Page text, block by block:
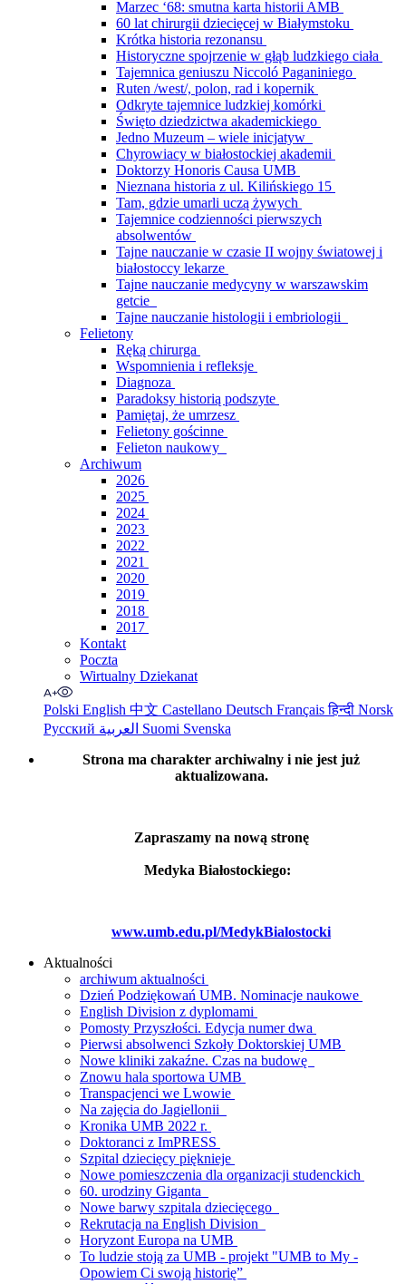
Marzec ‘68: smutna karta historii AMB
60 lat chirurgii dziecięcej w Białymstoku
Krótka historia rezonansu
Historyczne spojrzenie w głąb ludzkiego ciała
Tajemnica geniuszu Niccoló Paganiniego
Ruten /west/, polon, rad i kopernik
Odkryte tajemnice ludzkiej komórki
Święto dziedzictwa akademickiego
Jedno Muzeum – wiele inicjatyw
Chyrowiacy w białostockiej akademii
Doktorzy Honoris Causa UMB
Nieznana historia z ul. Kilińskiego 15
Tam, gdzie umarli uczą żywych
Tajemnice codzienności pierwszych
absolwentów
Tajne nauczanie w czasie II wojny światowej i
białostoccy lekarze
Tajne nauczanie medycyny w warszawskim
getcie
Tajne nauczanie histologii i embriologii
Felietony
Ręką chirurga
Wspomnienia i refleksje
Diagnoza
Paradoksy historią podszyte
Pamiętaj, że umrzesz
Felietony gościnne
Felieton naukowy
Archiwum
2026
2025
2024
2023
2022
2021
2020
2019
2018
2017
Kontakt
Poczta
Wirtualny Dziekanat
Polski English 中文 Castellano Deutsch Françaisहिन्दी Norsk
Русский
Suomi Svenska
Strona ma charakter archiwalny i nie jest już
aktualizowana.
Zapraszamy na nową stronę
Medyka Białostockiego:
www.umb.edu.pl/MedykBialostocki
Aktualności
archiwum aktualności
Dzień Podziękowań UMB. Nominacje naukowe
English Division z dyplomami
Pomosty Przyszłości. Edycja numer dwa
Pierwsi absolwenci Szkoły Doktorskiej UMB
Nowe kliniki zakaźne. Czas na budowę
Znowu hala sportowa UMB
Transpacjenci we Lwowie
Na zajęcia do Jagiellonii
Kronika UMB 2022 r.
Doktoranci z ImPRESS
Szpital dziecięcy pięknieje
Nowe pomieszczenia dla organizacji studenckich
60. urodziny Giganta
Nowe barwy szpitala dziecięcego
Rekrutacja na English Division
Horyzont Europa na UMB
To ludzie stoją za UMB - projekt "UMB to My -
Opowiem Ci swoją historię”